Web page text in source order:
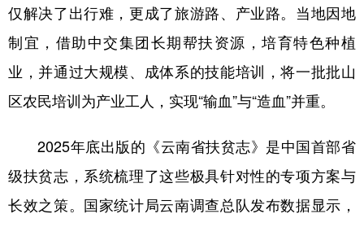
仅解决了出行难，更成了旅游路、产业路。当地因地
制宜，借助中交集团长期帮扶资源，培育特色种植
业，并通过大规模、成体系的技能培训，将一批批山
区农民培训为产业工人，实现“输血”与“造血”并重。
2025年底出版的《云南省扶贫志》是中国首部省
级扶贫志，系统梳理了这些极具针对性的专项方案与
长效之策。国家统计局云南调查总队发布数据显示，